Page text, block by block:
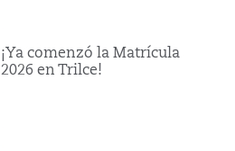
¡Ya comenzó la Matrícula
2026 en Trilce!